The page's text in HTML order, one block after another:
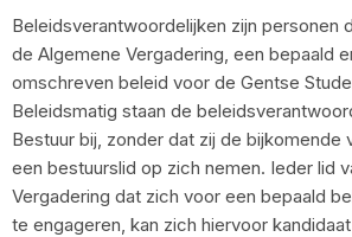
Beleidsverantwoordelijken zijn personen
de Algemene Vergadering, een bepaald
omschreven beleid voor de Gentse
Beleidsmatig staan de
Bestuur bij, zonder dat zij de bijkomende
een bestuurslid op zich nemen. Ieder lid
Vergadering dat zich voor een bepaald
te engageren, kan zich hiervoor